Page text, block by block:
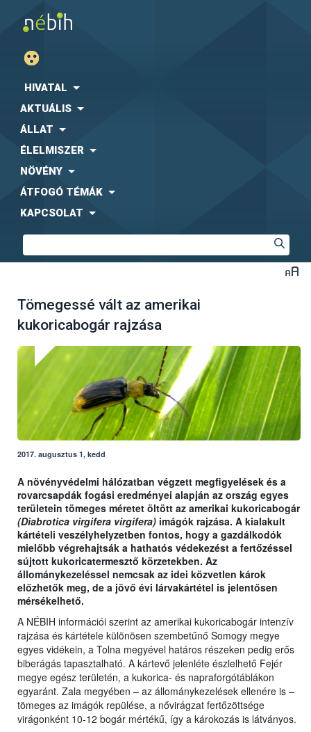
HIVATAL
AKTUÁLIS
ÁLLAT
ÉLELMISZER
NÖVÉNY
ÁTFOGÓ TÉMÁK
KAPCSOLAT
Tömegessé vált az amerikai
kukoricabogár rajzása
2017. augusztus 1, kedd
A növényvédelmi hálózatban végzett megfigyelések és a
rovarcsapdák fogási eredményei alapján az ország egyes
területein tömeges méretet öltött az amerikai kukoricabogár
(Diabrotica virgifera virgifera) imágók rajzása. A kialakult
kártételi veszélyhelyzetben fontos, hogy a gazdálkodók
mielőbb végrehajtsák a hathatós védekezést a fertőzéssel
sújtott kukoricatermesztő körzetekben. Az
állománykezeléssel nemcsak az idei közvetlen károk
előzhetők meg, de a jövő évi lárvakártétel is jelentősen
mérsékelhető.
A NÉBIH információi szerint az amerikai kukoricabogár intenzív
rajzása és kártétele különösen szembetűnő Somogy megye
egyes vidékein, a Tolna megyével határos részeken pedig erős
biberágás tapasztalható. A kártevő jelenléte észlelhető Fejér
megye egész területén, a kukorica- és napraforgótáblákon
egyaránt. Zala megyében – az állománykezelések ellenére is –
tömeges az imágók repülése, a nővirágzat fertőzöttsége
virágonként 10-12 bogár mértékű, így a károkozás is látványos.